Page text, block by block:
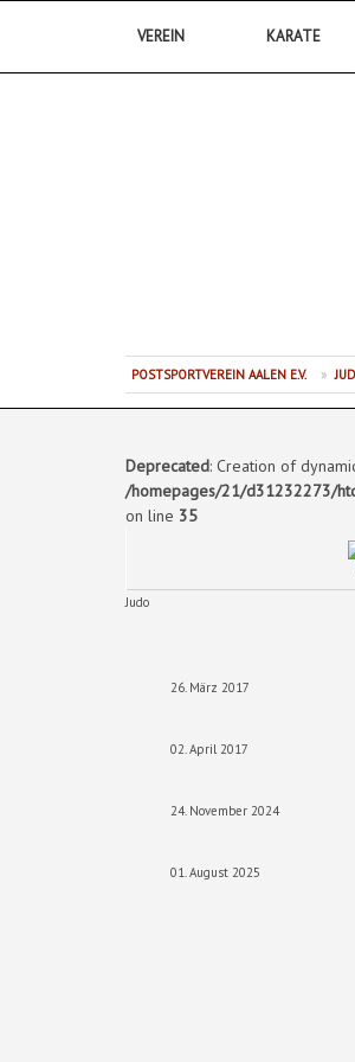
VEREIN KARATE
POSTSPORTVEREIN AALEN E.V. »
Deprecated: Creation of
/homepages/21/d31232273/
on line 35
Judo
26. März 2017
02. April 2017
24. November 2024
01. August 2025